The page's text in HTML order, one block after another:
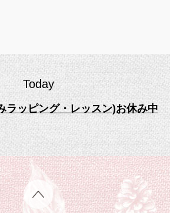
Today
ラッピング・レッスン)お休み中